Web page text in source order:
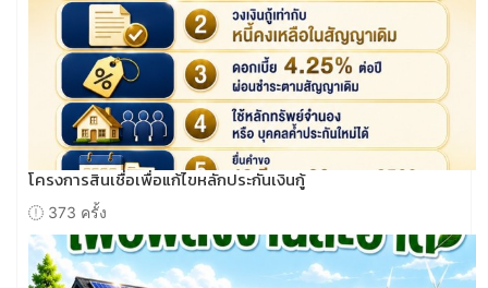
โครงการสินเชื่อเพื่อแก้ไขหลักประกันเงินกู้
373 ครั้ง